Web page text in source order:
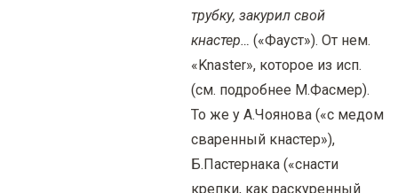
трубку, закурил свой
кнастер… («Фауст»). От нем.
«Knaster», которое из исп.
(см. подробнее М.Фасмер).
То же у А.Чоянова («с медом
сваренный кнастер»),
Б.Пастернака («снасти
крепки, как раскуренный